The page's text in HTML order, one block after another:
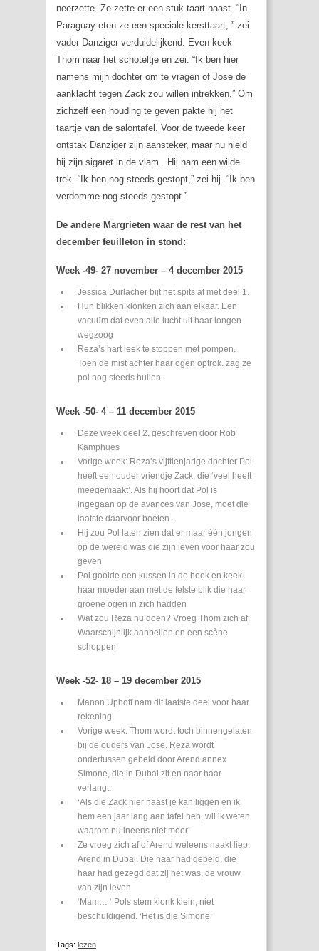
neerzette. Ze zette er een stuk taart naast. “In
Paraguay eten ze een speciale kersttaart, ” zei
vader Danziger verduidelijkend. Even keek
Thom naar het schoteltje en zei: “Ik ben hier
namens mijn dochter om te vragen of Jose de
aanklacht tegen Zack zou willen intrekken.” Om
zichzelf een houding te geven pakte hij het
taartje van de salontafel. Voor de tweede keer
ontstak Danziger zijn aansteker, maar nu hield
hij zijn sigaret in de vlam ..Hij nam een wilde
trek. “Ik ben nog steeds gestopt,” zei hij. “Ik ben
verdomme nog steeds gestopt.”
De andere Margrieten waar de rest van het
december feuilleton in stond:
Week -49- 27 november – 4 december 2015
Jessica Durlacher bijt het spits af met deel 1.
Hun blikken klonken zich aan elkaar. Een
vacuüm dat even alle lucht uit haar longen
wegzoog
Reza’s hart leek te stoppen met pompen.
Toen de mist achter haar ogen optrok. zag ze
pol nog steeds huilen.
Week -50- 4 – 11 december 2015
Deze week deel 2, geschreven door Rob
Kamphues
Vorige week: Reza’s vijftienjarige dochter Pol
heeft een ouder vriendje Zack, die ‘veel heeft
meegemaakt’. Als hij hoort dat Pol is
ingegaan op de avances van Jose, moet die
laatste daarvoor boeten..
Hij zou Pol laten zien dat er maar één jongen
op de wereld was die zijn leven voor haar zou
geven
Pol gooide een kussen in de hoek en keek
haar moeder aan met de felste blik die haar
groene ogen in zich hadden
Wat zou Reza nu doen? Vroeg Thom zich af.
Waarschijnlijk aanbellen en een scène
schoppen
Week -52- 18 – 19 december 2015
Manon Uphoff nam dit laatste deel voor haar
rekening
Vorige week: Thom wordt toch binnengelaten
bij de ouders van Jose. Reza wordt
ondertussen gebeld door Arend annex
Simone, die in Dubai zit en naar haar
verlangt.
‘Als die Zack hier naast je kan liggen en ik
hem een jaar lang aan tafel heb, wil ik weten
waarom nu ineens niet meer’
Ze vroeg zich af of Arend weleens naakt liep.
Arend in Dubai. Die haar had gebeld, die
haar had gezegd dat zij het was, de vrouw
van zijn leven
‘Mam… ‘ Pols stem klonk klein, niet
beschuldigend. ‘Het is die Simone’
Tags: lezen